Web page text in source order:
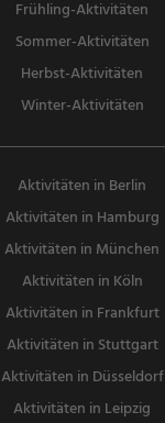
Frühling-Aktivitäten
Sommer-Aktivitäten
Herbst-Aktivitäten
Winter-Aktivitäten
Aktivitäten in Berlin
Aktivitäten in Hamburg
Aktivitäten in München
Aktivitäten in Köln
Aktivitäten in Frankfurt
Aktivitäten in Stuttgart
Aktivitäten in Düsseldorf
Aktivitäten in Leipzig